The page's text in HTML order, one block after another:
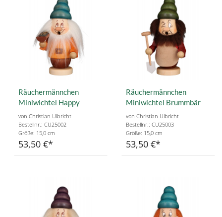
Räuchermännchen
Miniwichtel Happy
von Christian Ulbricht
Bestellnr.: CU25002
Größe: 15,0 cm
53,50 €
Räuchermännchen
Miniwichtel Brummbär
von Christian Ulbricht
Bestellnr.: CU25003
Größe: 15,0 cm
53,50 €